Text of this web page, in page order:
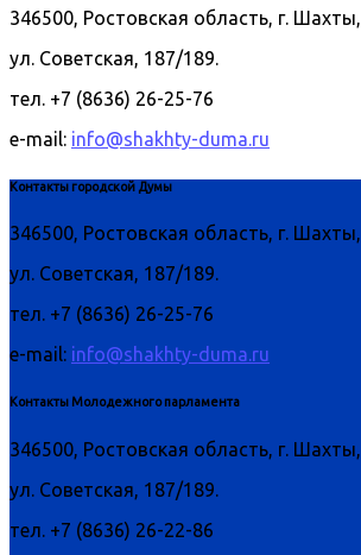
346500, Ростовская область, г. Шахты,
ул. Советская, 187/189.
тел. +7 (8636) 26-25-76
e-mail: info@shakhty-duma.ru
Контакты городской Думы
346500, Ростовская область, г. Шахты,
ул. Советская, 187/189.
тел. +7 (8636) 26-25-76
e-mail: info@shakhty-duma.ru
Контакты Молодежного парламента
346500, Ростовская область, г. Шахты,
ул. Советская, 187/189.
тел. +7 (8636) 26-22-86